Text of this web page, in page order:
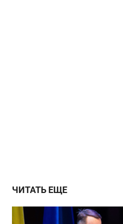
ЧИТАТЬ ЕЩЕ